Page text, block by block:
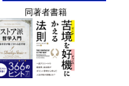
同著者書籍